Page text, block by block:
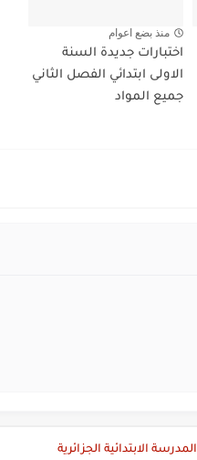
منذ بضع اعوام
اختبارات جديدة السنة
الاولى ابتدائي الفصل الثاني
جميع المواد
المدرسة الابتدائية الجزائرية